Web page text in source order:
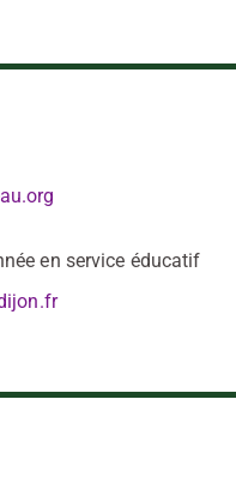
en service éducatif